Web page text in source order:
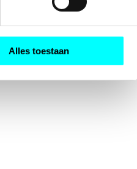
Alles toestaan